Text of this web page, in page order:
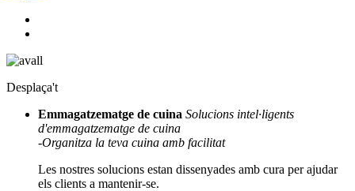
Desplaça't
Emmagatzematge de cuina Solucions intel·ligents
d'emmagatzematge de cuina
-Organitza la teva cuina amb facilitat
Les nostres solucions estan dissenyades amb cura per ajudar
els clients a mantenir-se.